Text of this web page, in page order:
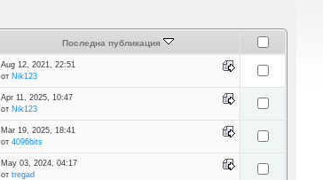
Последна публикация
Aug 12, 2021, 22:51
от Nik123
Apr 11, 2025, 10:47
от Nik123
Mar 19, 2025, 18:41
от 4096bits
May 03, 2024, 04:17
от tregad